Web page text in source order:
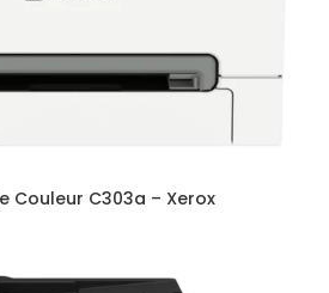
Couleur C303a – Xerox